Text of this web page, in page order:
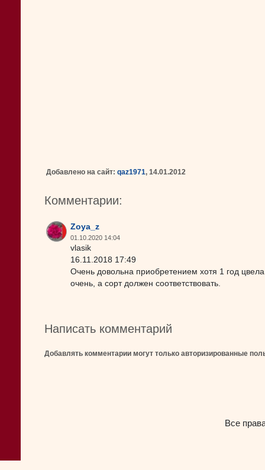
Добавлено на сайт: qaz1971, 14.01.2012
Комментарии:
Zoya_z
01.10.2020 14:04
vlasik
16.11.2018 17:49
Очень довольна приобретением хотя 1 год
очень, а сорт должен соответствовать.
Написать комментарий
Добавлять комментарии могут только авторизированные
Все